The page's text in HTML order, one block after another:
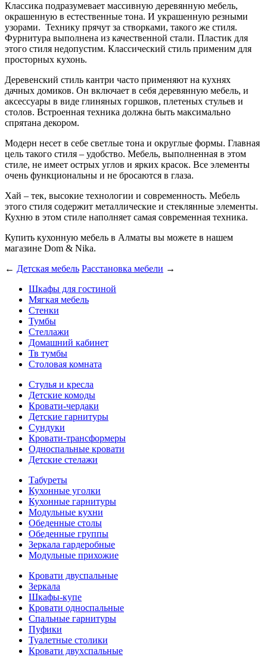
Классика подразумевает массивную деревянную мебель,
окрашенную в естественные тона. И украшенную резными
узорами. Технику прячут за створками, такого же стиля.
Фурнитура выполнена из качественной стали. Пластик для
этого стиля недопустим. Классический стиль применим для
просторных кухонь.
Деревенский стиль кантри часто применяют на кухнях
дачных домиков. Он включает в себя деревянную мебель, и
аксессуары в виде глиняных горшков, плетеных стульев и
столов. Встроенная техника должна быть максимально
спрятана декором.
Модерн несет в себе светлые тона и округлые формы. Главная
цель такого стиля – удобство. Мебель, выполненная в этом
стиле, не имеет острых углов и ярких красок. Все элементы
очень функциональны и не бросаются в глаза.
Хай – тек, высокие технологии и современность. Мебель
этого стиля содержит металлические и стеклянные элементы.
Кухню в этом стиле наполняет самая современная техника.
Купить кухонную мебель в Алматы вы можете в нашем
магазине Dom & Nika.
← Детская мебель Расстановка мебели →
Шкафы для гостиной
Мягкая мебель
Стенки
Тумбы
Стеллажи
Домашний кабинет
Тв тумбы
Столовая комната
Стулья и кресла
Детские комоды
Кровати-чердаки
Детские гарнитуры
Сундуки
Кровати-трансформеры
Односпальные кровати
Детские стелажи
Табуреты
Кухонные уголки
Кухонные гарнитуры
Модульные кухни
Обеденные столы
Обеденные группы
Зеркала гардеробные
Модульные прихожие
Кровати двуспальные
Зеркала
Шкафы-купе
Кровати односпальные
Спальные гарнитуры
Пуфики
Туалетные столики
Кровати двухспальные